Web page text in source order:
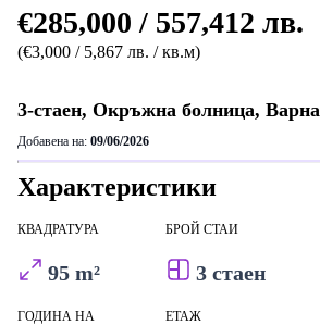
€285,000 / 557,412 лв.
(€3,000 / 5,867 лв. / кв.м)
3-стаен, Окръжна болница, Варна
Добавена на: 09/06/2026
Характеристики
КВАДРАТУРА
95 m²
БРОЙ СТАИ
3 стаен
ГОДИНА НА
ЕТАЖ